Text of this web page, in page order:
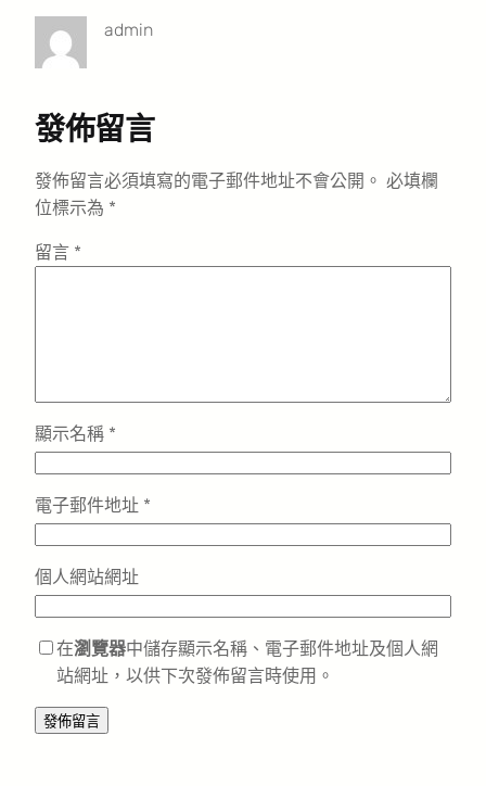
admin
發佈留言
發佈留言必須填寫的電子郵件地址不會公開。 必填欄
位標示為 *
留言 *
顯示名稱 *
電子郵件地址 *
個人網站網址
在瀏覽器中儲存顯示名稱、電子郵件地址及個人網
站網址，以供下次發佈留言時使用。